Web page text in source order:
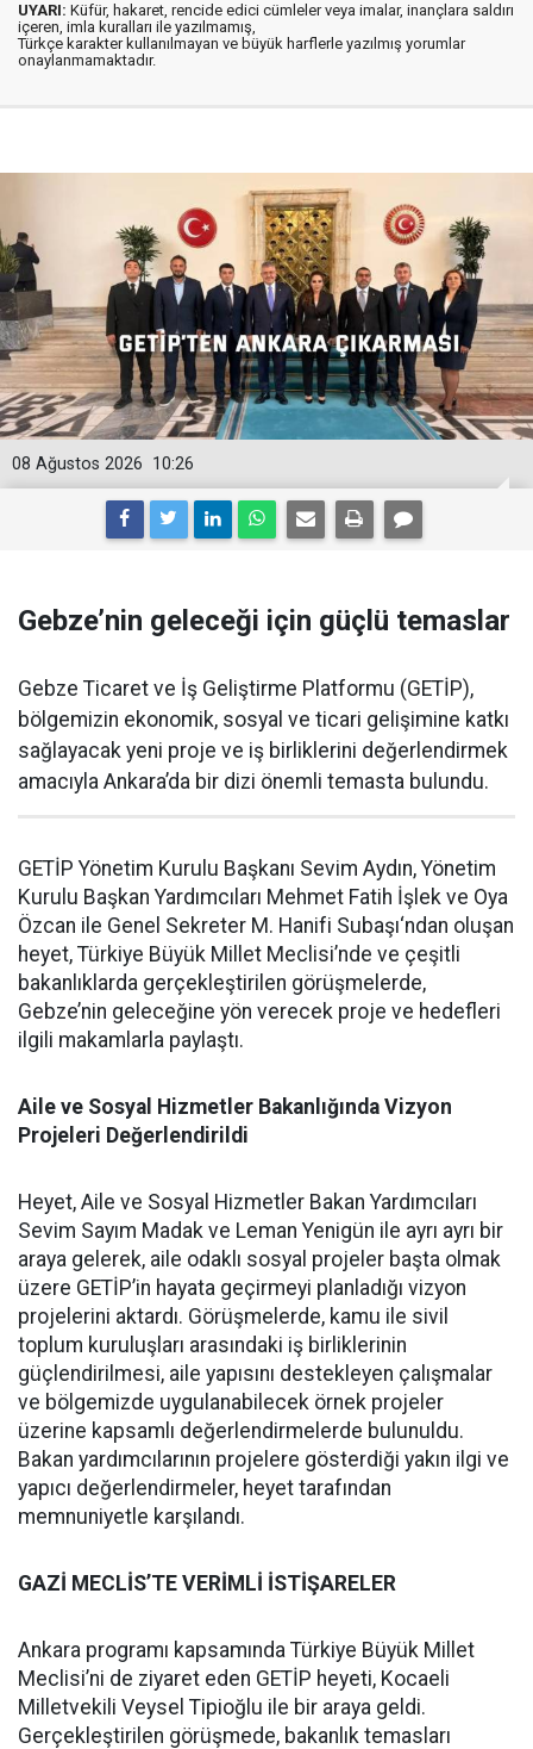
UYARI: Küfür, hakaret, rencide edici cümleler veya imalar, inançlara saldırı
içeren, imla kuralları ile yazılmamış,
Türkçe karakter kullanılmayan ve büyük harflerle yazılmış yorumlar
onaylanmamaktadır.
10:26
08 Ağustos 2026
Gebze’nin geleceği için güçlü temaslar
Gebze Ticaret ve İş Geliştirme Platformu (GETİP),
bölgemizin ekonomik, sosyal ve ticari gelişimine katkı
sağlayacak yeni proje ve iş birliklerini değerlendirmek
amacıyla Ankara’da bir dizi önemli temasta bulundu.
GETİP Yönetim Kurulu Başkanı Sevim Aydın, Yönetim
Kurulu Başkan Yardımcıları Mehmet Fatih İşlek ve Oya
Özcan ile Genel Sekreter M. Hanifi Subaşı‘ndan oluşan
heyet, Türkiye Büyük Millet Meclisi’nde ve çeşitli
bakanlıklarda gerçekleştirilen görüşmelerde,
Gebze’nin geleceğine yön verecek proje ve hedefleri
ilgili makamlarla paylaştı.
Aile ve Sosyal Hizmetler Bakanlığında Vizyon
Projeleri Değerlendirildi
Heyet, Aile ve Sosyal Hizmetler Bakan Yardımcıları
Sevim Sayım Madak ve Leman Yenigün ile ayrı ayrı bir
araya gelerek, aile odaklı sosyal projeler başta olmak
üzere GETİP’in hayata geçirmeyi planladığı vizyon
projelerini aktardı. Görüşmelerde, kamu ile sivil
toplum kuruluşları arasındaki iş birliklerinin
güçlendirilmesi, aile yapısını destekleyen çalışmalar
ve bölgemizde uygulanabilecek örnek projeler
üzerine kapsamlı değerlendirmelerde bulunuldu.
Bakan yardımcılarının projelere gösterdiği yakın ilgi ve
yapıcı değerlendirmeler, heyet tarafından
memnuniyetle karşılandı.
GAZİ MECLİS’TE VERİMLİ İSTİŞARELER
Ankara programı kapsamında Türkiye Büyük Millet
Meclisi’ni de ziyaret eden GETİP heyeti, Kocaeli
Milletvekili Veysel Tipioğlu ile bir araya geldi.
Gerçekleştirilen görüşmede, bakanlık temasları